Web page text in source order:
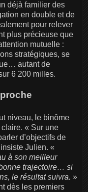
déjà familier des
en double et de
pour relever
plus précieuse que
mutuelle :
stratégiques, se
autant de
6 200 milles.
niveau, le binôme
« Sur une
d’objectifs de
Julien. «
à son meilleur
trajectoire… si
le résultat suivra. »
dès les premiers